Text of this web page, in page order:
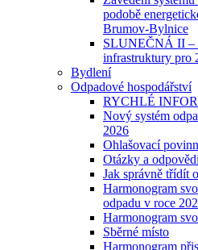
podobě
Brumov-Bylnice
SLUNEČNÁ II –
infrastruktury pro
Bydlení
Odpadové hospodářství
RYCHLÉ
Nový systém
2026
Ohlašovací
Otázky a odpovědi
Jak správně třídít
Harmonogram
odpadu v roce
Harmonogram
Sběrné místo
Harmonogram